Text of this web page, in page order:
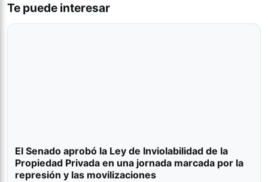
Te puede interesar
El Senado aprobó la Ley de Inviolabilidad de la
Propiedad Privada en una jornada marcada por la
represión y las movilizaciones